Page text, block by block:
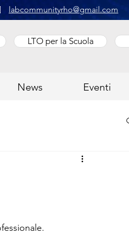
labcommunityrho@gmail.com
LTO per la Scuola
News Eventi